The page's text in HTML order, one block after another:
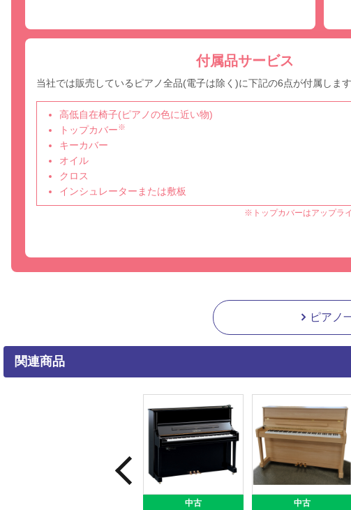
付属品サービス
当社では販売しているピアノ全品(電子は除く)に下記の6点が付属します
高低自在椅子(ピアノの色に近い物)
トップカバー※
キーカバー
オイル
クロス
インシュレーターまたは敷板
※トップカバーはアップラ
ピアノ
関連商品
中古 中古